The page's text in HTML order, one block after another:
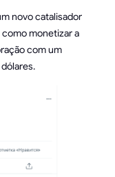
novo catalisador
monetizar a
com um